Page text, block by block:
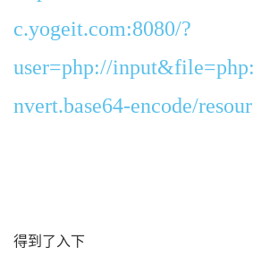
c.yogeit.com:8080/?
user=php://
nvert.base64-encode/
得到了入下